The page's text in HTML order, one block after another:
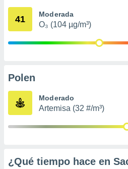
mediante
publicidad
de
41 Moderada
O₃ (104 µg/m³)
Polen
Moderado
Artemisa (32 #/m³)
¿Qué tiempo hace en